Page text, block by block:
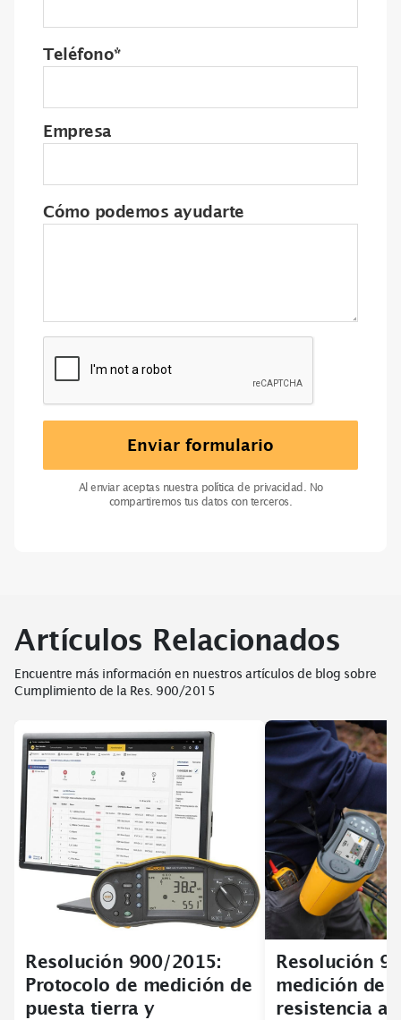
Teléfono*
Empresa
Cómo podemos ayudarte
Enviar formulario
Al enviar aceptas nuestra política de privacidad. No
compartiremos tus datos con terceros.
Artículos Relacionados
Encuentre más información en nuestros artículos de blog sobre
Cumplimiento de la Res. 900/2015
Resolución 900/2015:
Protocolo de medición de
puesta tierra y
Resolución
medición de
resistencia a